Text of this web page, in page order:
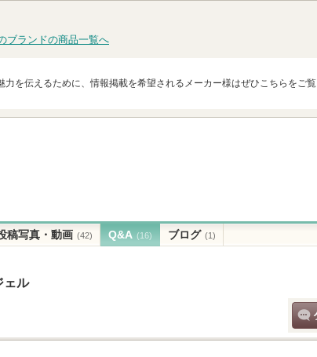
ブランドの商品一覧へ
力を伝えるために、情報掲載を希望されるメーカー様はぜひこちらをご覧
稿写真・動画 (42) Q&A (16) ブログ (1)
ェル